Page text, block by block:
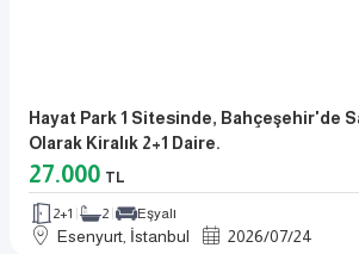
Hayat Park 1 Sitesinde, Bahçeşehir'de
Olarak Kiralık 2+1 Daire.
27.000 TL
2+1 2 Eşyalı
Esenyurt, İstanbul 2026/07/24